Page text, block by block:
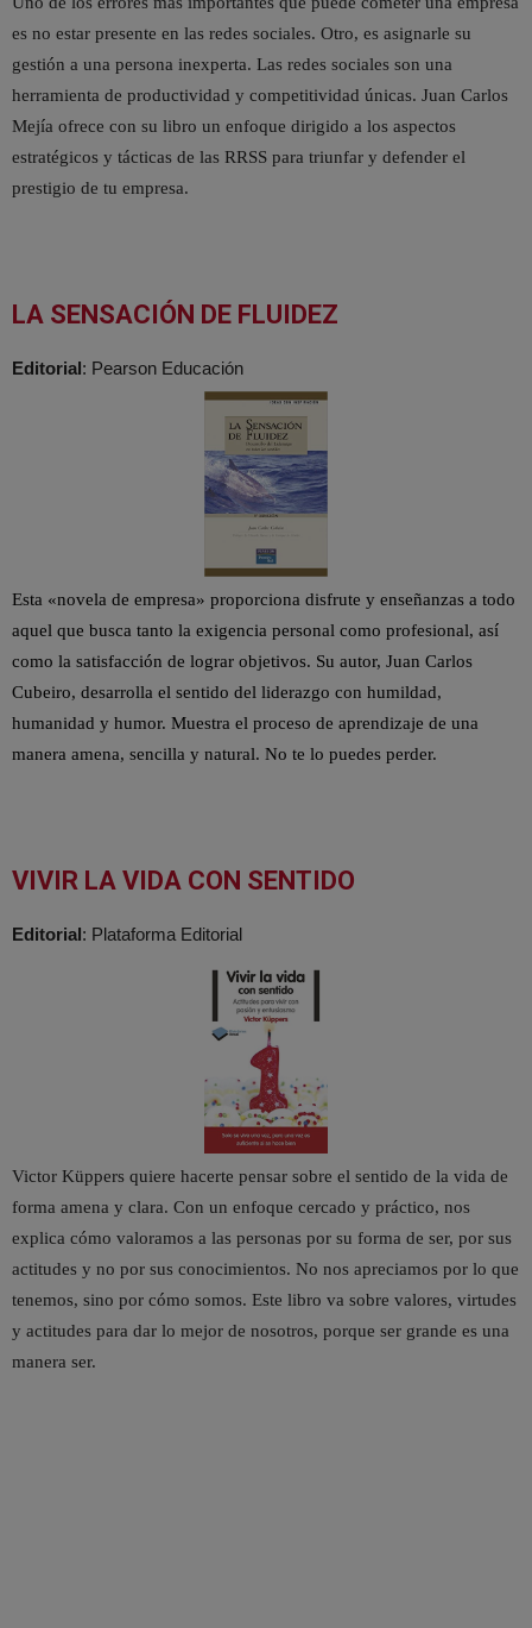
es no estar presente en las redes sociales. Otro, es asignarle su
gestión a una persona inexperta. Las redes sociales son una
herramienta de productividad y competitividad únicas. Juan Carlos
Mejía ofrece con su libro un enfoque dirigido a los aspectos
estratégicos y tácticas de las RRSS para triunfar y defender el
prestigio de tu empresa.
LA SENSACIÓN DE FLUIDEZ
Editorial: Pearson Educación
Esta «novela de empresa» proporciona disfrute y enseñanzas a todo
aquel que busca tanto la exigencia personal como profesional, así
como la satisfacción de lograr objetivos. Su autor, Juan Carlos
Cubeiro, desarrolla el sentido del liderazgo con humildad,
humanidad y humor. Muestra el proceso de aprendizaje de una
manera amena, sencilla y natural. No te lo puedes perder.
VIVIR LA VIDA CON SENTIDO
Editorial: Plataforma Editorial
Victor Küppers quiere hacerte pensar sobre el sentido de la vida de
forma amena y clara. Con un enfoque cercado y práctico, nos
explica cómo valoramos a las personas por su forma de ser, por sus
actitudes y no por sus conocimientos. No nos apreciamos por lo que
tenemos, sino por cómo somos. Este libro va sobre valores, virtudes
y actitudes para dar lo mejor de nosotros, porque ser grande es una
manera ser.